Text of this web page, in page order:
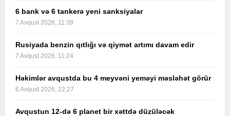
6 bank və 6 tankerə yeni sanksiyalar
7 Avqust 2026, 11:39
Rusiyada benzin qıtlığı və qiymət artımı davam edir
7 Avqust 2026, 11:24
Həkimlər avqustda bu 4 meyvəni yeməyi məsləhət görür
6 Avqust 2026, 22:27
Avqustun 12-də 6 planet bir xəttdə düzüləcək